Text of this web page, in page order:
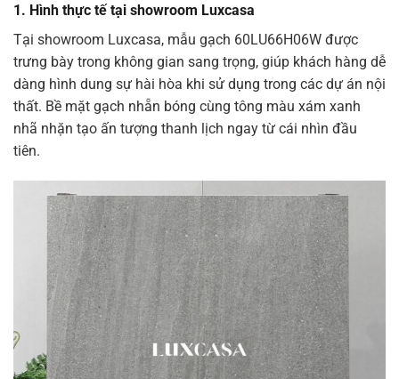
1. Hình thực tế tại showroom Luxcasa
Tại showroom Luxcasa, mẫu gạch 60LU66H06W được
trưng bày trong không gian sang trọng, giúp khách hàng dễ
dàng hình dung sự hài hòa khi sử dụng trong các dự án nội
thất. Bề mặt gạch nhẵn bóng cùng tông màu xám xanh
nhã nhặn tạo ấn tượng thanh lịch ngay từ cái nhìn đầu
tiên.